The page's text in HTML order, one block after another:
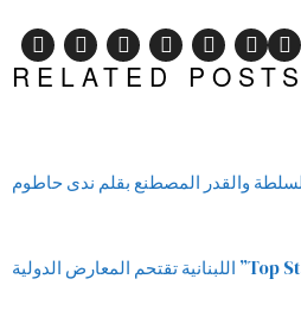
RELATED POSTS
والقدر المصطنع بقلم ندى حاطوم